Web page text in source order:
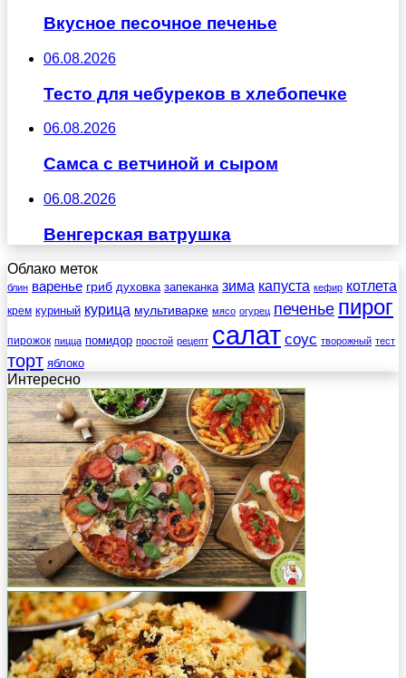
Вкусное песочное печенье
06.08.2026
Тесто для чебуреков в хлебопечке
06.08.2026
Самса с ветчиной и сыром
06.08.2026
Венгерская ватрушка
Облако меток
блин варенье гриб духовка запеканка зима капуста кефир котлета
крем куриный курица мультиварке мясо огурец печенье пирог
пирожок пицца помидор простой рецепт салат соус творожный тест
торт яблоко
Интересно